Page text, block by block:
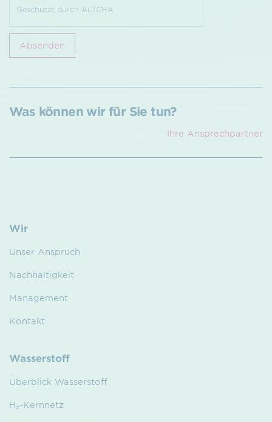
Geschützt durch ALTCHA
Absenden
Was können wir für Sie tun?
Ihre Ansprech­partner
Wir
Unser Anspruch
Nachhaltigkeit
Management
Kontakt
Wasserstoff
Überblick Wasserstoff
H₂-Kernnetz